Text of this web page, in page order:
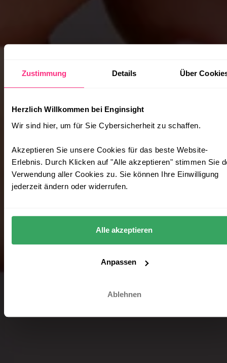
Zustimmung Details Über
Herzlich Willkommen bei Enginsight
Wir sind hier, um für Sie Cybersicherheit zu schaffen.
Akzeptieren Sie unsere Cookies für das beste Website-
Erlebnis. Durch Klicken auf "Alle akzeptieren" stimmen Sie
Verwendung aller Cookies zu. Sie können Ihre Einwilligung
jederzeit ändern oder widerrufen.
Alle akzeptieren
Anpassen
Ablehnen